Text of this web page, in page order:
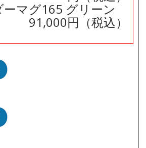
ーマグ165 グリーン
91,000円（税込）